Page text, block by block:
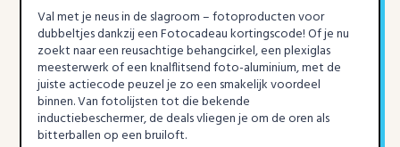
Val met je neus in de slagroom – fotoproducten voor
dubbeltjes dankzij een Fotocadeau kortingscode! Of je nu
zoekt naar een reusachtige behangcirkel, een plexiglas
meesterwerk of een knalflitsend foto-aluminium, met de
juiste actiecode peuzel je zo een smakelijk voordeel
binnen. Van fotolijsten tot die bekende
inductiebeschermer, de deals vliegen je om de oren als
bitterballen op een bruiloft.